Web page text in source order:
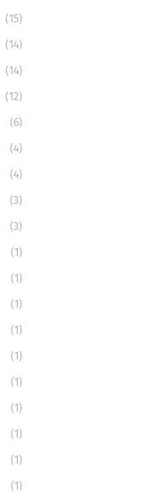
(15)
(14)
(14)
(12)
(6)
(4)
(4)
(3)
(3)
(1)
(1)
(1)
(1)
(1)
(1)
(1)
(1)
(1)
(1)